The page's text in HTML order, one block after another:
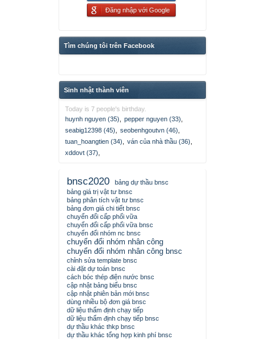
Đăng nhập với Google
Tìm chúng tôi trên Facebook
Sinh nhật thành viên
Today is 7 people's birthday.
huynh nguyen (35)
pepper nguyen (33)
seabig12398 (45)
seobenhgoutvn (46)
tuan_hoangtien (34)
ván của nhà thầu (36)
xddovt (37)
bnsc2020
bảng dự thầu bnsc
bảng giá trị vật tư bnsc
bảng phân tích vật tư bnsc
bảng đơn giá chi tiết bnsc
chuyển đổi cấp phối vữa
chuyển đổi cấp phối vữa bnsc
chuyển đổi nhóm nc bnsc
chuyển đổi nhóm nhân công
chuyển đổi nhóm nhân công bnsc
chỉnh sửa template bnsc
cài đặt dự toán bnsc
cách bóc thép điện nước bnsc
cập nhật bảng biểu bnsc
cập nhật phiên bản mới bnsc
dùng nhiều bộ đơn giá bnsc
dữ liệu thẩm định chạy tiếp
dữ liệu thẩm định chạy tiếp bnsc
dự thầu khác thkp bnsc
dự thầu khác tổng hợp kinh phí bnsc